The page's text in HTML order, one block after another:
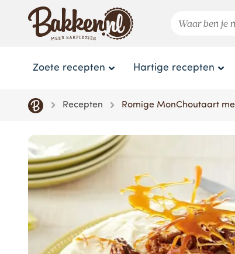
Zoete recepten Hartige recepten
Recepten Romige MonChoutaart